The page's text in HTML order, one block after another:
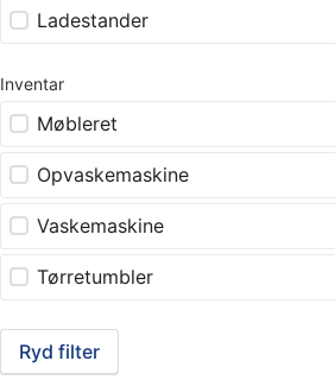
Ladestander
Inventar
Møbleret
Opvaskemaskine
Vaskemaskine
Tørretumbler
Ryd filter